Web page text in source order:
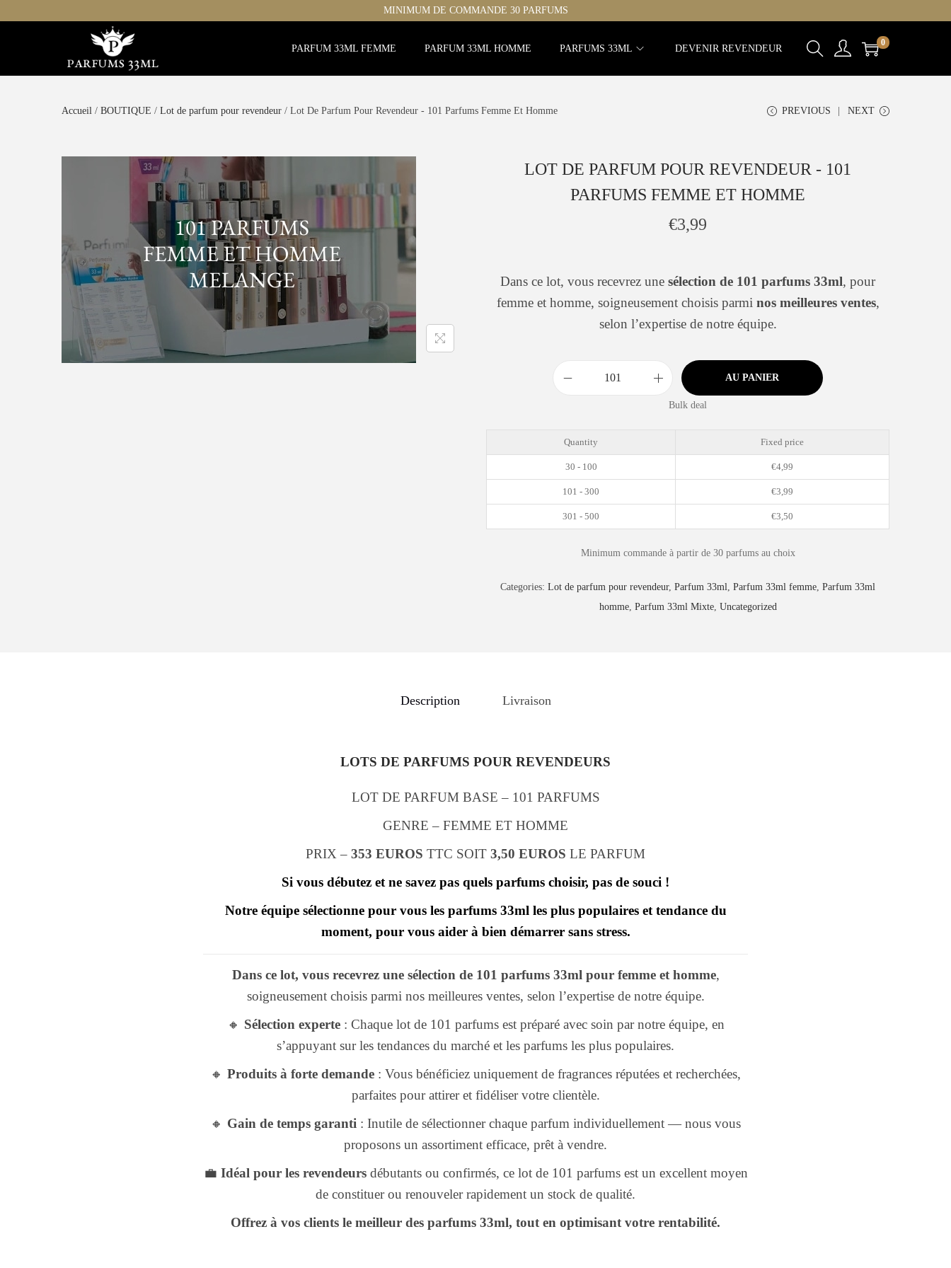
MINIMUM DE COMMANDE 30 PARFUMS
PARFUM 33ML FEMME PARFUM 33ML HOMME PARFUMS 33ML DEVENIR REVENDEUR
0
Accueil / BOUTIQUE / Lot de parfum pour revendeur / Lot De Parfum Pour Revendeur - 101 Parfums Femme Et Homme PREVIOUS NEXT
LOT DE PARFUM POUR REVENDEUR - 101
PARFUMS FEMME ET HOMME
€3,99
Dans ce lot, vous recevrez une sélection de 101 parfums 33ml, pour
femme et homme, soigneusement choisis parmi nos meilleures ventes,
selon l’expertise de notre équipe.
AU PANIER
Bulk deal
Quantity Fixed price
30 - 100 €4,99
101 - 300 €3,99
301 - 500 €3,50
Minimum commande à partir de 30 parfums au choix
Categories: Lot de parfum pour revendeur, Parfum 33ml, Parfum 33ml femme, Parfum 33ml
homme, Parfum 33ml Mixte, Uncategorized
Description Livraison
LOTS DE PARFUMS POUR REVENDEURS
LOT DE PARFUM BASE – 101 PARFUMS
GENRE – FEMME ET HOMME
PRIX – 353 EUROS TTC SOIT 3,50 EUROS LE PARFUM
Si vous débutez et ne savez pas quels parfums choisir, pas de souci !
Notre équipe sélectionne pour vous les parfums 33ml les plus populaires et tendance du
moment, pour vous aider à bien démarrer sans stress.
Dans ce lot, vous recevrez une sélection de 101 parfums 33ml pour femme et homme,
soigneusement choisis parmi nos meilleures ventes, selon l’expertise de notre équipe.
🔸 Sélection experte: Chaque lot de 101 parfums est préparé avec soin par notre équipe, en
s’appuyant sur les tendances du marché et les parfums les plus populaires.
🔸 Produits à forte demande : Vous bénéficiez uniquement de fragrances réputées et recherchées,
parfaites pour attirer et fidéliser votre clientèle.
🔸 Gain de temps garanti : Inutile de sélectionner chaque parfum individuellement — nous vous
proposons un assortiment efficace, prêt à vendre.
💼 Idéal pour les revendeursdébutants ou confirmés, ce lot de 101 parfums est un excellent moyen
de constituer ou renouveler rapidement un stock de qualité.
Offrez à vos clients le meilleur des parfums 33ml, tout en optimisant votre rentabilité.